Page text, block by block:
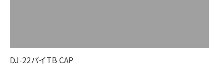
DJ-22パイTB CAP